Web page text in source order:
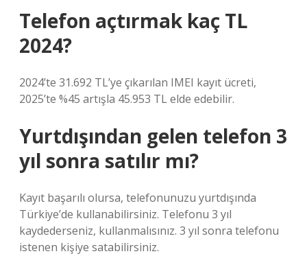
Telefon açtırmak kaç TL
2024?
2024’te 31.692 TL’ye çıkarılan IMEI kayıt ücreti,
2025’te %45 artışla 45.953 TL elde edebilir.
Yurtdışından gelen telefon 3
yıl sonra satılır mı?
Kayıt başarılı olursa, telefonunuzu yurtdışında
Türkiye’de kullanabilirsiniz. Telefonu 3 yıl
kaydederseniz, kullanmalısınız. 3 yıl sonra telefonu
istenen kişiye satabilirsiniz.